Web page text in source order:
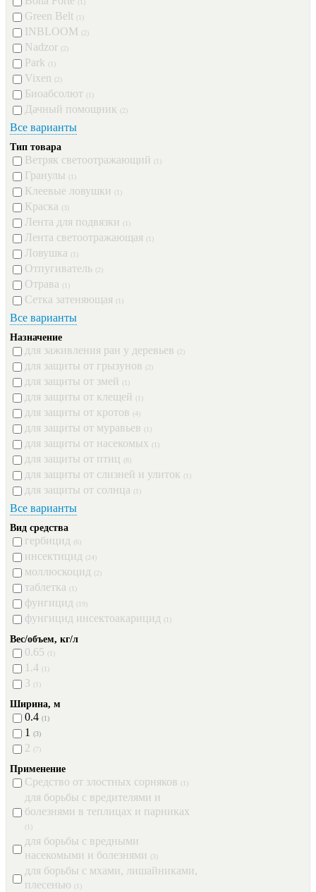
(1)
Green Belt (1)
INBLOOM (2)
Nadzor (2)
Park (1)
Vixen (2)
Биоабсолют (1)
Дачный помощник (2)
Все варианты
Тип товара
Ветряк светоотражающий (1)
Гранулы (1)
Клеевые ловушки (1)
Краска (3)
Лента для подвязки (1)
Лента светоотражающая (1)
Ловушка (1)
Отпугиватель (2)
Отрава (1)
Сетка затеняющая (1)
Все варианты
Назначение
для заживления ран у деревьев (2)
для защиты от грызунов (2)
для защиты от змей (1)
для защиты от клещей (1)
для защиты от кротов (4)
для защиты от муравьев (1)
для защиты от насекомых (1)
для защиты от птиц (8)
для защиты от слизней и улиток (1)
для защиты от солнца (1)
Все варианты
Вид средства
гербицид (6)
инсектицид (24)
моллюскоцид (2)
таблетка (1)
фунгицид (19)
фунгицид инсектоакарицид (1)
Вес/объем, кг/л
0.65 (1)
1.4 (1)
3 (1)
Ширина, м
0.4 (1)
1 (3)
2 (7)
Применение
Средство от злостных сорняков (1)
для борьбы с вредителями и
болезнями в теплицах и парниках
(1)
для борьбы с вредными
насекомыми и болезнями (3)
для борьбы с мхами, лишайниками,
плесенью (1)